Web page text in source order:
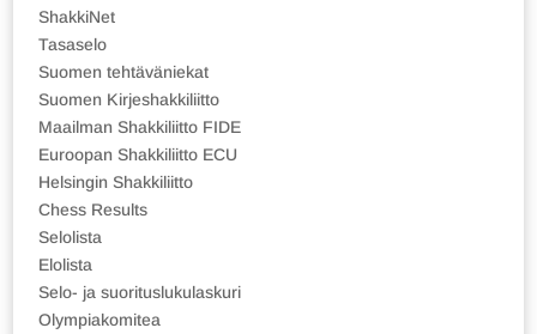
ShakkiNet
Tasaselo
Suomen tehtäväniekat
Suomen Kirjeshakkiliitto
Maailman Shakkiliitto FIDE
Euroopan Shakkiliitto ECU
Helsingin Shakkiliitto
Chess Results
Selolista
Elolista
Selo- ja suorituslukulaskuri
Olympiakomitea